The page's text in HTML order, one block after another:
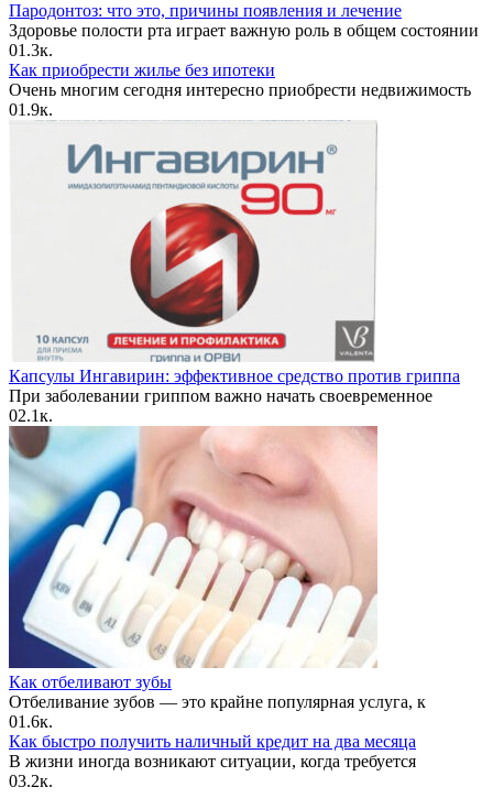
Пародонтоз: что это, причины появления и лечение
Здоровье полости рта играет важную роль в общем состоянии
01.3к.
Как приобрести жилье без ипотеки
Очень многим сегодня интересно приобрести недвижимость
01.9к.
Капсулы Ингавирин: эффективное средство против гриппа
При заболевании гриппом важно начать своевременное
02.1к.
Как отбеливают зубы
Отбеливание зубов — это крайне популярная услуга, к
01.6к.
Как быстро получить наличный кредит на два месяца
В жизни иногда возникают ситуации, когда требуется
03.2к.